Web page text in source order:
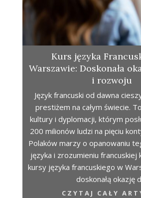
Kurs języka
Warszawie: Doskonała
i rozwoju
Język francuski od dawna
prestiżem na całym świecie.
kultury i dyplomacji, którym
200 milionów ludzi na pięciu
Polaków marzy o opanowaniu
języka i zrozumieniu francuskiej
kursy języka francuskiego w
doskonałą okazję
CZYTAJ CAŁY